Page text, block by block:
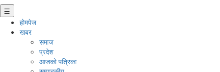
☰
होमपेज
खबर
समाज
प्रदेश
आजको पत्रिका